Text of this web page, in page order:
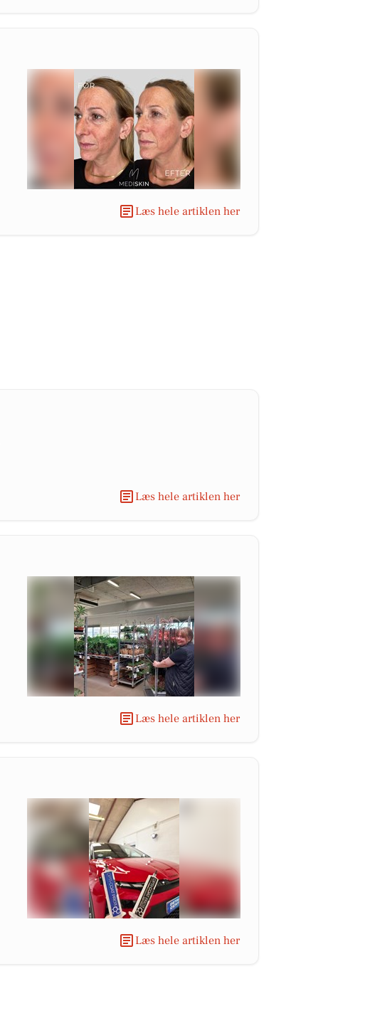
Læs hele artiklen her
Læs hele artiklen her
Læs hele artiklen her
Læs hele artiklen her